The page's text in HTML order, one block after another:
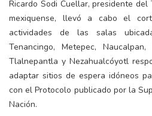
Ricardo Sodi Cuellar, presidente del
mexiquense, llevó a cabo el
actividades de las salas
Tenancingo, Metepec,
Tlalnepantla y Nezahualcóyotl
adaptar sitios de espera idóneos
con el Protocolo publicado por la
Nación.